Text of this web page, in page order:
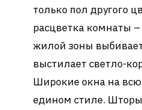
только пол другого
расцветка комнаты –
жилой зоны
выстилает светло-
Широкие окна на
едином стиле.